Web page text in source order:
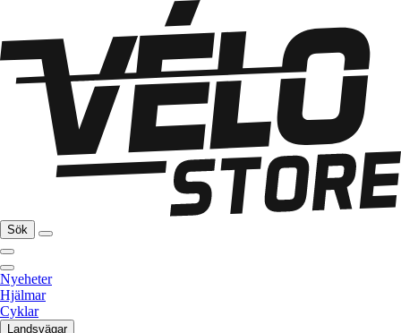
Sök
Nyeheter
Hjälmar
Cyklar
Landsvägar